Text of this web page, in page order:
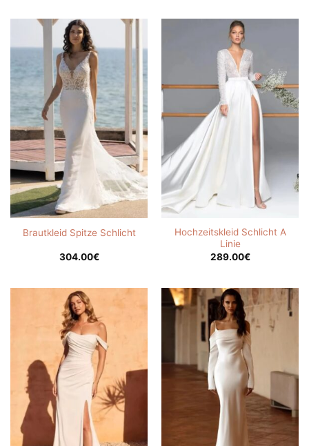
Brautkleid Spitze Schlicht
304.00€
Hochzeitskleid Schlicht A
Linie
289.00€